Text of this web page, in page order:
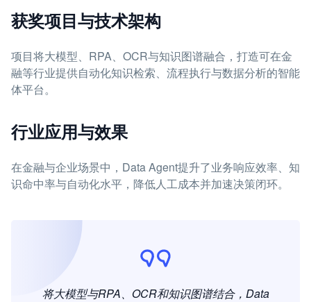
获奖项目与技术架构
项目将大模型、RPA、OCR与知识图谱融合，打造可在金
融等行业提供自动化知识检索、流程执行与数据分析的智能
体平台。
行业应用与效果
在金融与企业场景中，Data Agent提升了业务响应效率、知
识命中率与自动化水平，降低人工成本并加速决策闭环。
将大模型与RPA、OCR和知识图谱结合，Data